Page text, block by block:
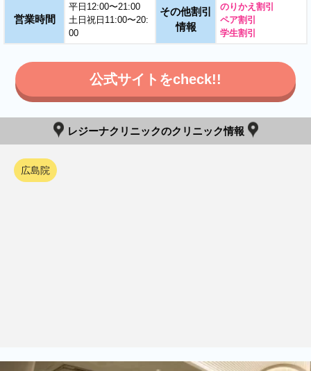
営業時間
平日12:00〜21:00
土日祝日11:00〜20:
00
その他割引
情報
のりかえ割引
ペア割引
学生割引
公式サイトをcheck!!
レジーナクリニックのクリニック情報
広島院